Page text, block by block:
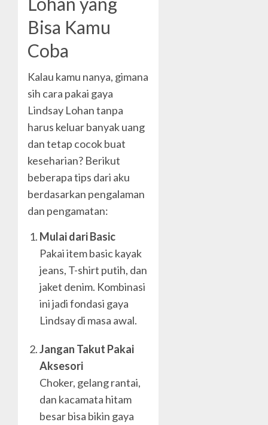
Bisa Kamu
Coba
Kalau kamu nanya, gimana
sih cara pakai gaya
Lindsay Lohan tanpa
harus keluar banyak uang
dan tetap cocok buat
keseharian? Berikut
beberapa tips dari aku
berdasarkan pengalaman
dan pengamatan:
Mulai dari Basic
Pakai item basic kayak
jeans, T-shirt putih, dan
jaket denim. Kombinasi
ini jadi fondasi gaya
Lindsay di masa awal.
Jangan Takut Pakai
Aksesori
Choker, gelang rantai,
dan kacamata hitam
besar bisa bikin gaya